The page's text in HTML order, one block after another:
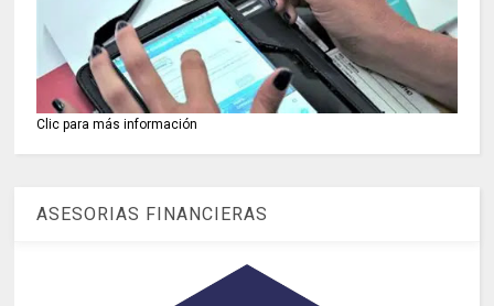
Clic para más información
ASESORIAS FINANCIERAS